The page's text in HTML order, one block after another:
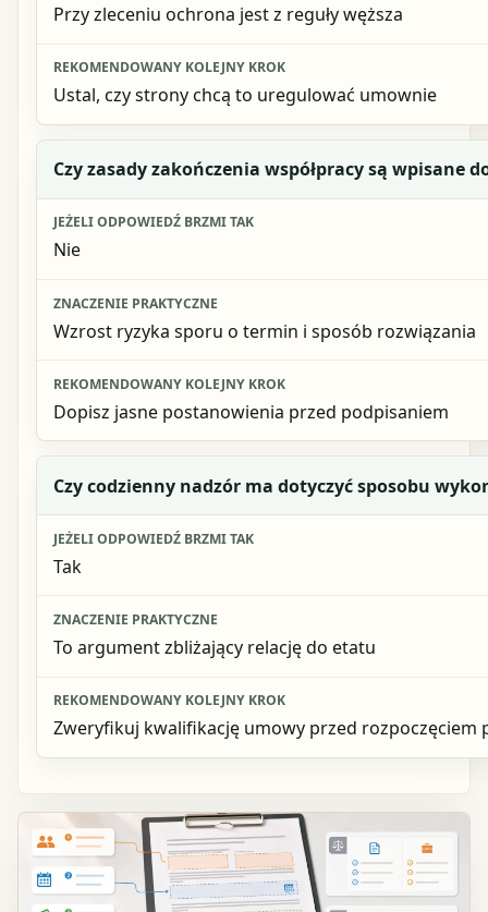
Przy zleceniu ochrona jest z reguły węższa
Ustal, czy strony chcą to uregulować umownie
Czy zasady zakończenia współpracy są wpisane
Nie
Wzrost ryzyka sporu o termin i sposób rozwiązania
Dopisz jasne postanowienia przed podpisaniem
Czy codzienny nadzór ma dotyczyć sposobu
Tak
To argument zbliżający relację do etatu
Zweryfikuj kwalifikację umowy przed rozpoczęciem